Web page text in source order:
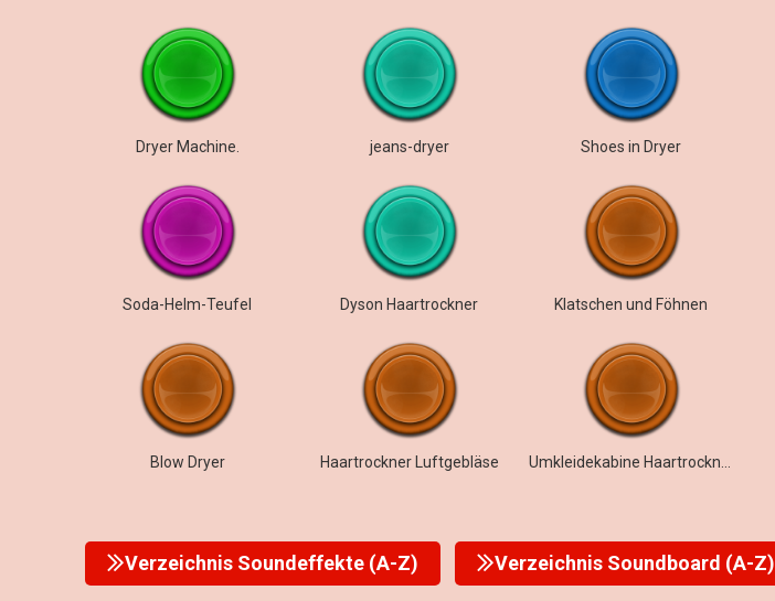
Dryer Machine. jeans-dryer Shoes in Dryer
Soda-Helm-Teufel Dyson Haartrockner Klatschen und Föhnen
Blow Dryer Haartrockner Luftgebläse
Verzeichnis Soundeffekte (A-Z) Verzeichnis Soundboard (A-Z)